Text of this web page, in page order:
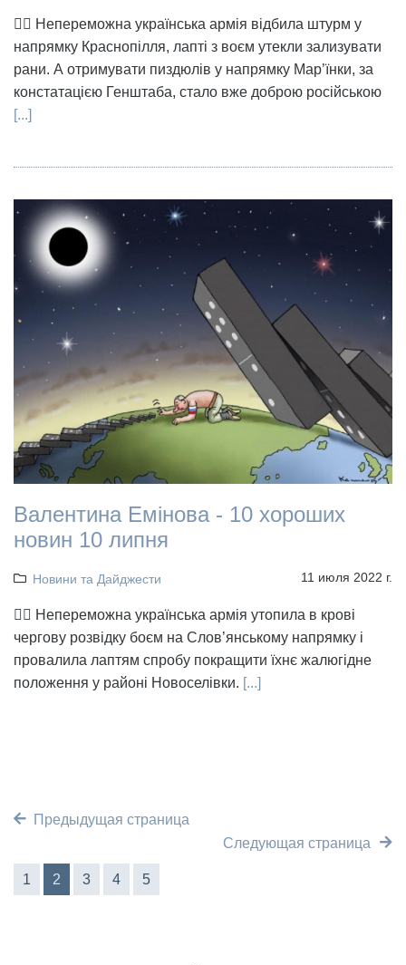
👉🏻 Непереможна українська армія відбила штурм у
напрямку Краснопілля, лапті з воєм утекли зализувати
рани. А отримувати пиздюлів у напрямку Мар’їнки, за
констатацією Генштаба, стало вже доброю російською
[...]
Валентина Емінова - 10 хороших
новин 10 липня
Новини та Дайджести 11 июля 2022 г.
👉🏻 Непереможна українська армія утопила в крові
чергову розвідку боєм на Слов’янському напрямку і
провалила лаптям спробу покращити їхнє жалюгідне
положення у районі Новоселівки. [...]
Предыдущая страница
Следующая страница
1 2 3 4 5